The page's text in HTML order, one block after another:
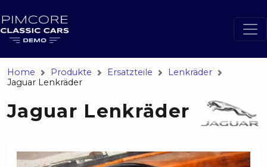
Home Produkte Ersatzteile
Lenkräder
Jaguar Lenkräder
Jaguar Lenkräder